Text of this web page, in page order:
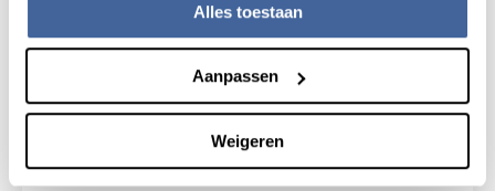
Alles toestaan
Aanpassen
Weigeren
Marysa: “Dankzij plasmadonors kan ik dit
doen”
14 juli 2023